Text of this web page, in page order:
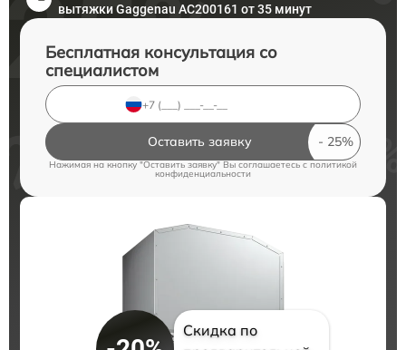
вытяжки Gaggenau AC200161 от 35 минут
Бесплатная консультация со
специалистом
Оставить заявку
Нажимая на кнопку "Оставить заявку" Вы соглашаетесь cполитикой
конфиденциальности
Скидка по